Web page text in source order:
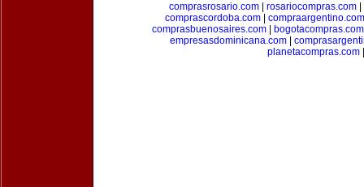
comprasrosario.com
rosariocompras.com
comprascordoba.com
compraargentino.com
comprasbuenosaires.com
bogotacompras.com
empresasdominicana.com|
planetacompras.com